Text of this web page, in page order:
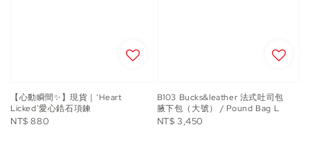
【心動瞬間✨】現貨｜‘Heart
Licked’愛心鋯石項鍊
Regular
NT$ 880
B103 Bucks&leather 法式吐司包
腋下包（大號） / Pound Bag L
Regular
NT$ 3,450